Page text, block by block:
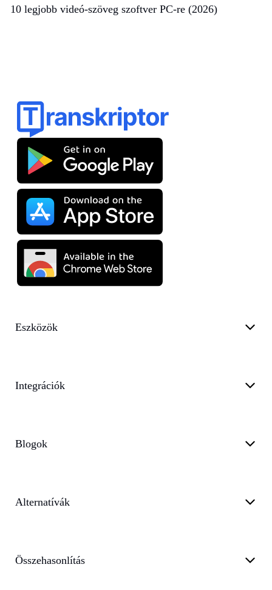
10 legjobb videó-szöveg szoftver PC-re (2026)
Eszközök
Integrációk
Blogok
Alternatívák
Összehasonlítás